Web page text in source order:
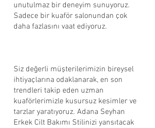
unutulmaz bir deneyim sunuyoruz.
Sadece bir kuaför salonundan çok
daha fazlasını vaat ediyoruz.
Siz değerli müşterilerimizin bireysel
ihtiyaçlarına odaklanarak, en son
trendleri takip eden uzman
kuaförlerimizle kusursuz kesimler ve
tarzlar yaratıyoruz. Adana Seyhan
Erkek Cilt Bakımı Stilinizi yansıtacak